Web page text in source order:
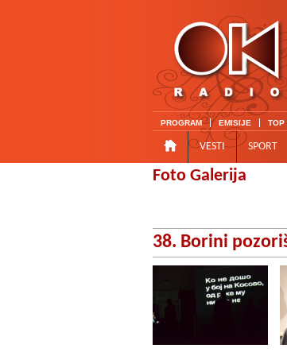
PROGRAM EMISIJE TOP
VESTI SPORT
Foto Galerija
38. Borini